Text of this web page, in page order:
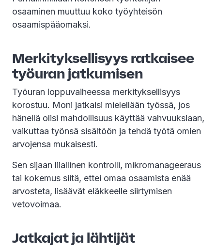
osaaminen muuttuu koko työyhteisön
osaamispääomaksi.
Merkityksellisyys ratkaisee
työuran jatkumisen
Työuran loppuvaiheessa merkityksellisyys
korostuu. Moni jatkaisi mielellään työssä, jos
hänellä olisi mahdollisuus käyttää vahvuuksiaan,
vaikuttaa työnsä sisältöön ja tehdä työtä omien
arvojensa mukaisesti.
Sen sijaan liiallinen kontrolli, mikromanageeraus
tai kokemus siitä, ettei omaa osaamista enää
arvosteta, lisäävät eläkkeelle siirtymisen
vetovoimaa.
Jatkajat ja lähtijät